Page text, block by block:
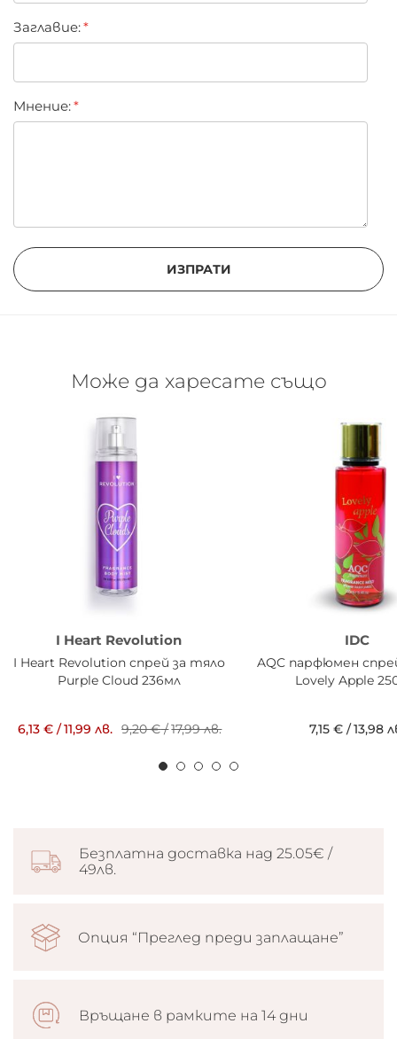
Кедрово дърво
Сандалово дърво
Мускус
Кехлибар
Заглавиe:
Мнение:
ИЗПРАТИ
Може да харесате също
I Heart Revolution
I Heart Revolution спрей за тяло
Purple Cloud 236мл
6,13 € /11,99 лв. 9,20 €/17,99 лв.
IDC
AQC парфюмен
Lovely Apple
7,15 € /13,98
Безплатна доставка над 25.05€ /
49лв.
Опция “Преглед преди заплащане”
Връщане в рамките на 14 дни